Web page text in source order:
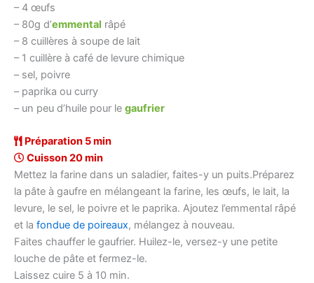
– 4 œufs
– 80g d’emmental râpé
– 8 cuillères à soupe de lait
– 1 cuillère à café de levure chimique
– sel, poivre
– paprika ou curry
– un peu d’huile pour le gaufrier
Préparation 5 min
Cuisson 20 min
Mettez la farine dans un saladier, faites-y un puits.Préparez
la pâte à gaufre en mélangeant la farine, les œufs, le lait, la
levure, le sel, le poivre et le paprika. Ajoutez l’emmental râpé
et la fondue de poireaux, mélangez à nouveau.
Faites chauffer le gaufrier. Huilez-le, versez-y une petite
louche de pâte et fermez-le.
Laissez cuire 5 à 10 min.